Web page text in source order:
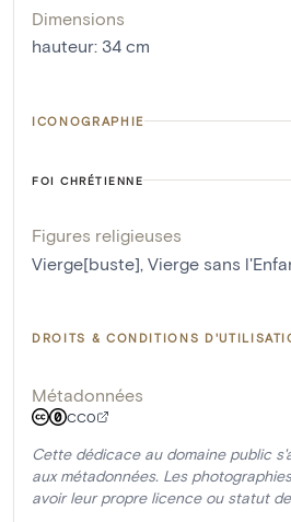
Dimensions
hauteur: 34 cm
ICONOGRAPHIE
FOI CHRÉTIENNE
Figures religieuses
Vierge[buste] Vierge sans
DROITS & CONDITIONS
Métadonnées
CC0
Cette dédicace au domaine public
aux métadonnées. Les
avoir leur propre licence ou statut